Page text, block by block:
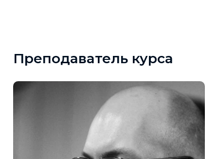
Преподаватель курса